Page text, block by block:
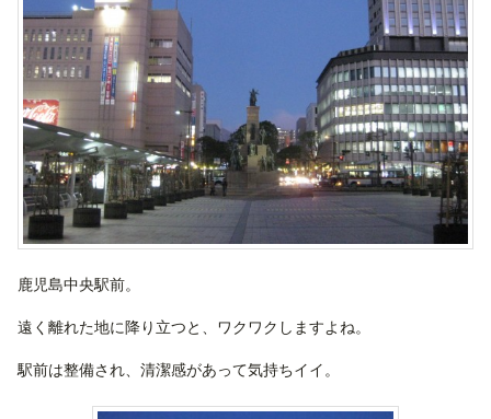
鹿児島中央駅前。
遠く離れた地に降り立つと、ワクワクしますよね。
駅前は整備され、清潔感があって気持ちイイ。